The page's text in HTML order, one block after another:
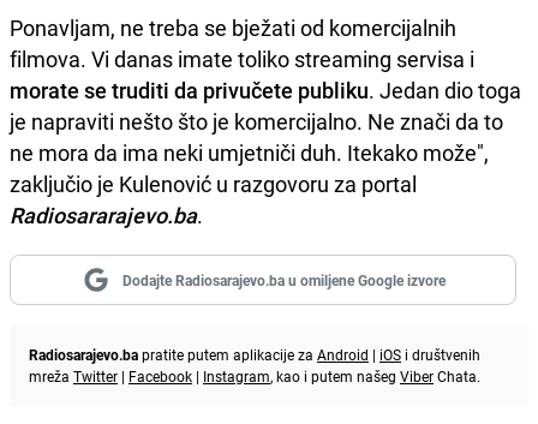
Ponavljam, ne treba se bježati od komercijalnih
filmova. Vi danas imate toliko streaming servisa i
morate se truditi da privučete publiku. Jedan dio toga
je napraviti nešto što je komercijalno. Ne znači da to
ne mora da ima neki umjetniči duh. Itekako može",
zaključio je Kulenović u razgovoru za portal
Radiosararajevo.ba.
Dodajte Radiosarajevo.ba u omiljene Google izvore
Radiosarajevo.bapratite putem aplikacije za Android | iOS i društvenih
mreža Twitter | Facebook | Instagram, kao i putem našeg ViberChata.